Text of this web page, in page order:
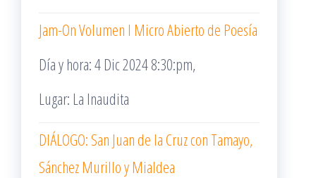
Jam-On Volumen I Micro Abierto de Poesía
Día y hora: 4 Dic 2024 8:30:pm,
Lugar: La Inaudita
DIÁLOGO: San Juan de la Cruz con Tamayo,
Sánchez Murillo y Mialdea